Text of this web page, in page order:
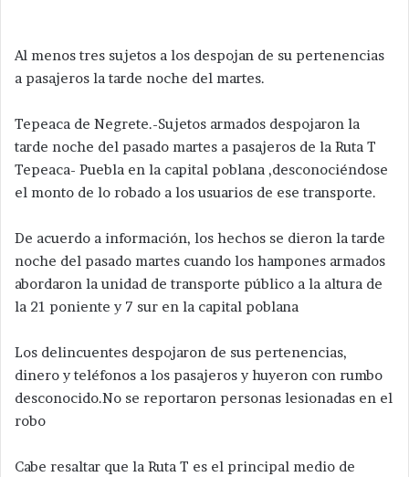
Al menos tres sujetos a los despojan de su pertenencias
a pasajeros la tarde noche del martes.
Tepeaca de Negrete.-Sujetos armados despojaron la
tarde noche del pasado martes a pasajeros de la Ruta T
Tepeaca- Puebla en la capital poblana ,desconociéndose
el monto de lo robado a los usuarios de ese transporte.
De acuerdo a información, los hechos se dieron la tarde
noche del pasado martes cuando los hampones armados
abordaron la unidad de transporte público a la altura de
la 21 poniente y 7 sur en la capital poblana
Los delincuentes despojaron de sus pertenencias,
dinero y teléfonos a los pasajeros y huyeron con rumbo
desconocido.No se reportaron personas lesionadas en el
robo
Cabe resaltar que la Ruta T es el principal medio de